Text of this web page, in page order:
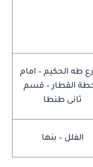
طه الحكيم – امام
القطار – قسم
ثانى طنطا
الفلل – بنها